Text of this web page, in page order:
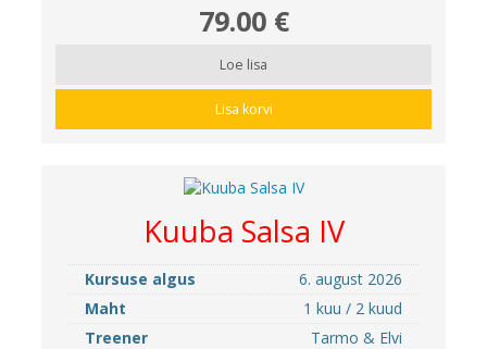
79.00 €
Loe lisa
Lisa korvi
Kuuba Salsa IV
Kursuse algus
6. august 2026
Maht
1 kuu / 2 kuud
Treener
Tarmo & Elvi